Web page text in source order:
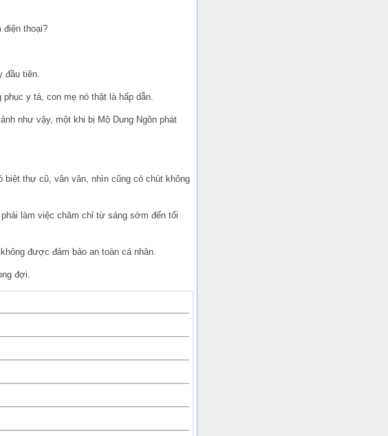
điện thoại?
đầu tiên.
y tá, con mẹ nó thật là hấp dẫn.
như vậy, một khi bị Mộ Dung Ngôn phát
biệt thự cũ, vân vân, nhìn cũng có chút không
làm việc chăm chỉ từ sáng sớm đến tối
được đảm bảo an toàn cá nhân.
đợi.